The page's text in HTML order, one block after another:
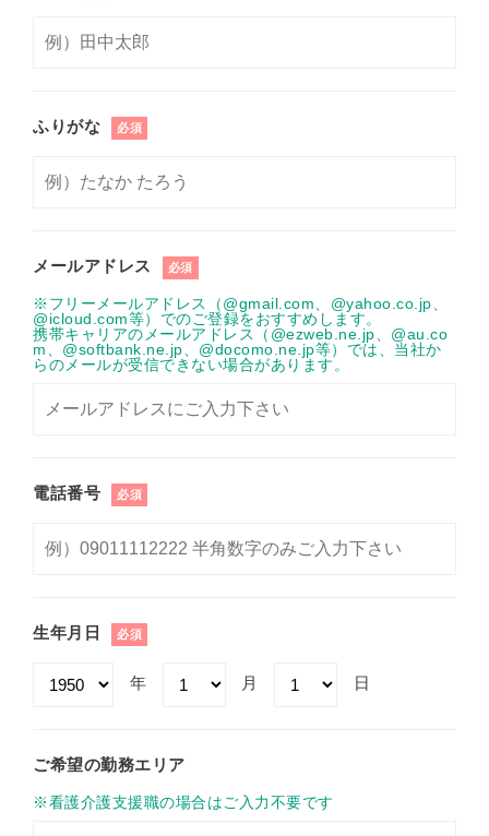
ふりがな 必須
メールアドレス 必須
※フリーメールアドレス（@gmail.com、@yahoo.co.jp、
@icloud.com等）でのご登録をおすすめします。
携帯キャリアのメールアドレス（@ezweb.ne.jp、@au.co
m、@softbank.ne.jp、@docomo.ne.jp等）では、当社か
らのメールが受信できない場合があります。
電話番号 必須
生年月日 必須
年 月 日
ご希望の勤務エリア
※看護介護支援職の場合はご入力不要です